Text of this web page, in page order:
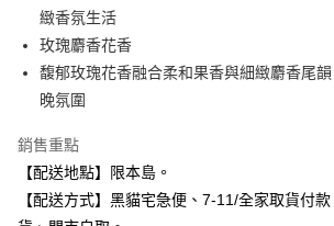
相關說明
【大哥付你分期使用說明】
1.本服務由台灣大哥大提供，台灣大哥大用戶可立即
2.付款方式選擇「大哥付你分期」，訂單成立後會
流程，驗證手機門號後，選擇欲分期的期數、繳款截
3.實際核准額度、可分期數及費用金額請依後續交易
消。如遇「轉專審核」未通過狀況，表示未達大哥付
法說明評估內容。
【繳款方式說明】
ATM付款
運送方式
全家取貨付款
每筆NT$100，滿NT$899(含以上)免運費
付款後全家取貨
緻香氛生活
玫瑰麝香花香
馥郁玫瑰花香融合柔和果香與細緻麝香尾
晚氛圍
銷售重點
【配送地點】限本島。
【配送方式】黑貓宅急便、7-11/全家取貨付